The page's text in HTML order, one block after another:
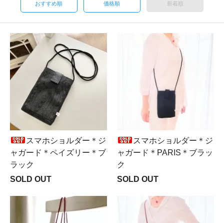
おすすめ順 価格順 新着順
スマホショルダー＊ジ
ャガード＊ペイズリー＊ブ
ラック
SOLD OUT
スマホショルダー＊ジ
ャガード＊PARIS＊ブラッ
ク
SOLD OUT